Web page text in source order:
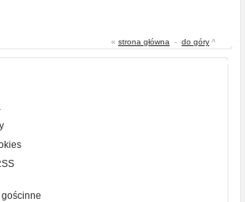
« strona główna - do góry ^